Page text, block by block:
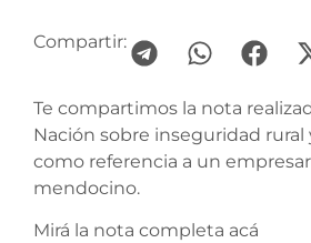
Compartir:
Te compartimos la nota
Nación sobre inseguridad
como referencia a un
mendocino.
Mirá la nota completa acá